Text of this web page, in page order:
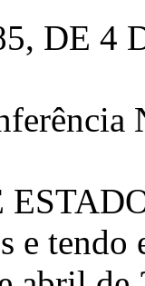
DE 4
e